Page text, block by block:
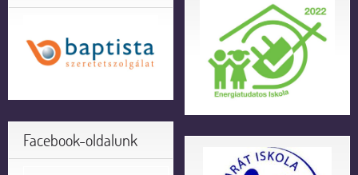
Facebook-oldalunk